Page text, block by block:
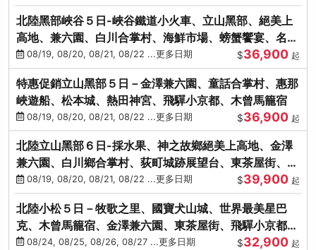
北陸黑部峽谷５日-峽谷鐵道小火車、立山黑部、絕美上
高地、兼六園、白川合掌村、海鮮市場、螃蟹饗宴、名湯
雙溫泉
08/19, 08/20, 08/21, 08/22 ...更多日期 $36,900 起
特惠促銷立山黑部５日－金澤兼六園、童話合掌村、惠那
峽遊船、松本城、熱田神宮、飛驒小京都、木曾馬籠宿
08/19, 08/20, 08/21, 08/22 ...更多日期 $36,900 起
北陸立山黑部６日-採水果、神之故鄉絕美上高地、金澤
兼六園、白川鄉合掌村、荻町城跡展望台、東茶屋街、名
花之里絢爛花海
08/19, 08/20, 08/21, 08/22 ...更多日期 $39,900 起
北陸小松５日－牧歌之里、國寶犬山城、世界最美星巴
克、木曾馬籠宿、金澤兼六園、東茶屋街、飛驒小京都、
白川鄉合掌村
08/24, 08/25, 08/26, 08/27 ...更多日期 $32,900 起